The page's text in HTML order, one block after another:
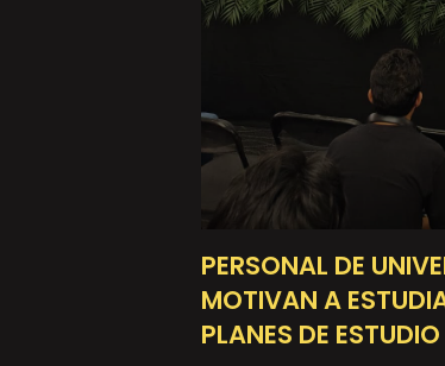
PERSONAL DE
MOTIVAN A
PLANES DE ESTUDIO